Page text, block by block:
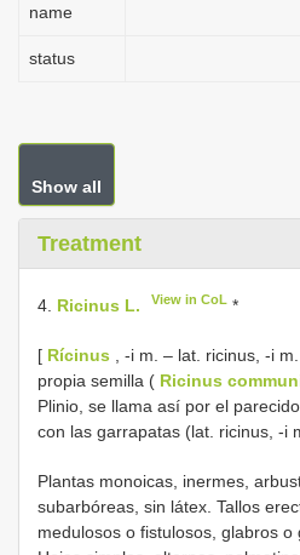
name
status
Show all
Treatment
4. Ricinus L. View in CoL *
[ Rícinus , -i m. – lat. ricinus, -i
propia semilla ( Ricinus
Plinio, se llama así por el
con las garrapatas (lat. ricinus, -i
Plantas monoicas, inermes,
subarbóreas, sin látex. Tallos
medulosos o fistulosos, glabros o